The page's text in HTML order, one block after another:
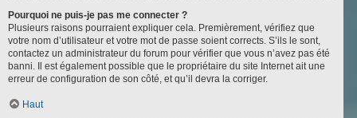
Pourquoi ne puis-je pas me connecter ?
Plusieurs raisons pourraient expliquer cela. Premièrement, vérifiez que
votre nom d’utilisateur et votre mot de passe soient corrects. S’ils le sont,
contactez un administrateur du forum pour vérifier que vous n’avez pas été
banni. Il est également possible que le propriétaire du site Internet ait une
erreur de configuration de son côté, et qu’il devra la corriger.
Haut